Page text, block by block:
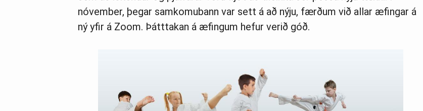
nóvember, þegar samkomubann var sett á að nýju, færðum við allar æfingar á
ný yfir á Zoom. Þátttakan á æfingum hefur verið góð.